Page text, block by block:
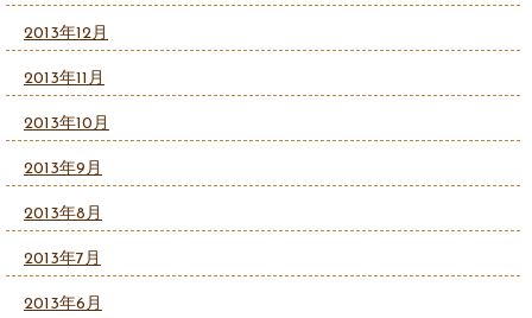
2013年12月
2013年11月
2013年10月
2013年9月
2013年8月
2013年7月
2013年6月